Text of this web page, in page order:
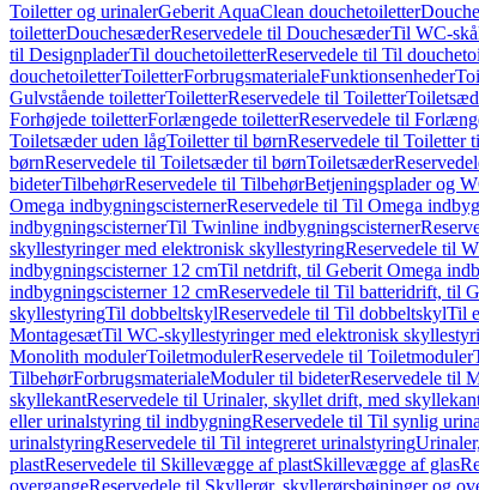
Toiletter og urinalerGeberit AquaClean douchetoiletter
toiletterDouchesæderReservedele til DouchesæderTil WC-
til DesignpladerTil douchetoiletterReservedele til Til
douchetoiletterToiletterForbrugsmaterialeFunktionsenheder
Gulvstående toiletterToiletterReservedele til Toiletter
Forhøjede toiletterForlængede toiletterReservedele til
Toiletsæder uden lågToiletter til børnReservedele til Toiletter
børnReservedele til Toiletsæder til børnToiletsæder
bideterTilbehørReservedele til TilbehørBetjeningsplader og
Omega indbygningscisternerReservedele til Til Omega
indbygningscisternerTil Twinline indbygningscisterner
skyllestyringer med elektronisk skyllestyringReservedele til
indbygningscisterner 12 cmTil netdrift, til Geberit Omega
indbygningscisterner 12 cmReservedele til Til batteridrift, til
skyllestyringTil dobbeltskylReservedele til Til dobbeltskylTil
MontagesætTil WC-skyllestyringer med elektronisk
Monolith modulerToiletmodulerReservedele til Toiletmoduler
TilbehørForbrugsmaterialeModuler til bideterReservedele til
skyllekantReservedele til Urinaler, skyllet drift, med
eller urinalstyring til indbygningReservedele til Til synlig
urinalstyringReservedele til Til integreret urinalstyring
plastReservedele til Skillevægge af plastSkillevægge af glas
overgangeReservedele til Skyllerør, skyllerørsbøjninger og